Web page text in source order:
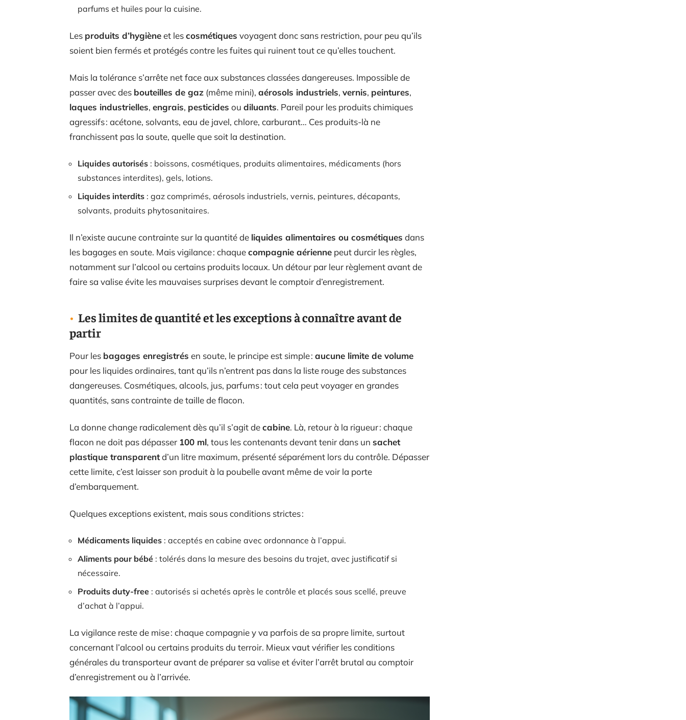
parfums et huiles pour la cuisine.
Les produits d’hygièneet lescosmétiques voyagent donc sans restriction, pour peu qu’ils
soient bien fermés et protégés contre les fuites qui ruinent tout ce qu’elles touchent.
Mais la tolérance s’arrête net face aux substances classées dangereuses. Impossible de
passer avec des bouteilles de gaz (même mini), aérosols industriels, vernis, peintures,
laques industrielles, engrais, pesticides ou diluants. Pareil pour les produits chimiques
agressifs : acétone, solvants, eau de javel, chlore, carburant… Ces produits-là ne
franchissent pas la soute, quelle que soit la destination.
Liquides autorisés : boissons, cosmétiques, produits alimentaires, médicaments (hors
substances interdites), gels, lotions.
Liquides interdits : gaz comprimés, aérosols industriels, vernis, peintures, décapants,
solvants, produits phytosanitaires.
Il n’existe aucune contrainte sur la quantité de liquides alimentaires ou cosmétiques dans
les bagages en soute. Mais vigilance : chaquecompagnie aérienne peut durcir les règles,
notamment sur l’alcool ou certains produits locaux. Un détour par leur règlement avant de
faire sa valise évite les mauvaises surprises devant le comptoir d’enregistrement.
Les limites de quantité et les exceptions à connaître avant de
partir
Pour les bagages enregistrés en soute, le principe est simple : aucune limite de volume
pour les liquides ordinaires, tant qu’ils n’entrent pas dans la liste rouge des substances
dangereuses. Cosmétiques, alcools, jus, parfums : tout cela peut voyager en grandes
quantités, sans contrainte de taille de flacon.
La donne change radicalement dès qu’il s’agit decabine. Là, retour à la rigueur : chaque
flacon ne doit pas dépasser 100 ml, tous les contenants devant tenir dans un sachet
plastique transparentd’un litre maximum, présenté séparément lors du contrôle. Dépasser
cette limite, c’est laisser son produit à la poubelle avant même de voir la porte
d’embarquement.
Quelques exceptions existent, mais sous conditions strictes :
Médicaments liquides : acceptés en cabine avec ordonnance à l’appui.
Aliments pour bébé : tolérés dans la mesure des besoins du trajet, avec justificatif si
nécessaire.
Produits duty-free : autorisés si achetés après le contrôle et placés sous scellé, preuve
d’achat à l’appui.
La vigilance reste de mise : chaque compagnie y va parfois de sa propre limite, surtout
concernant l’alcool ou certains produits du terroir. Mieux vaut vérifier les conditions
générales du transporteur avant de préparer sa valise et éviter l’arrêt brutal au comptoir
d’enregistrement ou à l’arrivée.